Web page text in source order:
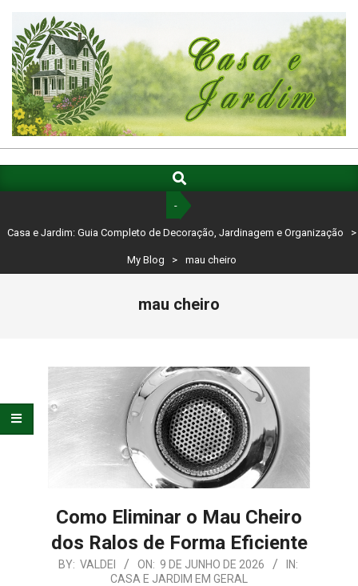
content
CASA
E
GUIA
COMPLETO
DECORAÇÃO,
ORGANIZAÇÃO
Navigation
Search
-
Casa e Jardim: Guia Completo de Decoração, Jardinagem e Organização >
My Blog > mau cheiro
mau cheiro
Como Eliminar o Mau Cheiro
dos Ralos de Forma Eficiente
2026-
BY: VALDEI ON: 9 DE JUNHO DE 2026
IN:
CASA E JARDIM EM GERAL